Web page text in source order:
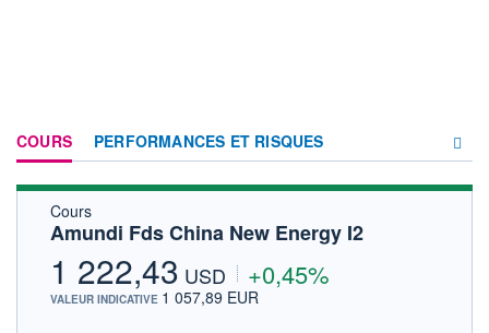
COURS PERFORMANCES ET RISQUES
FORUM
Cours
Amundi Fds China New Energy I2
1 222,43 USD +0,45%
VALEUR INDICATIVE 1 057,89 EUR